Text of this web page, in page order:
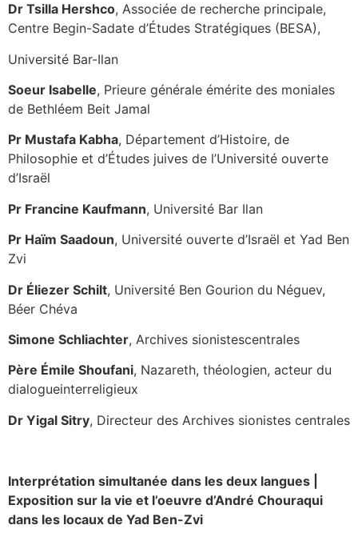
Dr Tsilla Hershco, Associée de recherche principale,
Centre Begin-Sadate d’Études Stratégiques (BESA),
Université Bar-Ilan
Soeur Isabelle, Prieure générale émérite des moniales
de Bethléem Beit Jamal
Pr Mustafa Kabha, Département d’Histoire, de
Philosophie et d’Études juives de l’Université ouverte
d’Israël
Pr Francine Kaufmann, Université Bar Ilan
Pr Haïm Saadoun, Université ouverte d’Israël et Yad Ben
Zvi
Dr Éliezer Schilt, Université Ben Gourion du Néguev,
Béer Chéva
Simone Schliachter, Archives sionistescentrales
Père Émile Shoufani, Nazareth, théologien, acteur du
dialogueinterreligieux
Dr Yigal Sitry, Directeur des Archives sionistes centrales
Interprétation simultanée dans les deux langues |
Exposition sur la vie et l’oeuvre d’André Chouraqui
dans les locaux de Yad Ben-Zvi